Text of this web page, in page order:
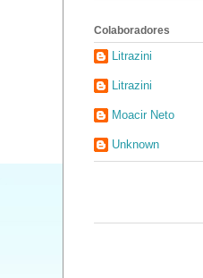
Colaboradores
Litrazini
Litrazini
Moacir Neto
Unknown